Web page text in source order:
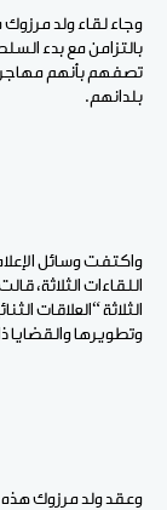
وجاء لقاء ولد مرزوك
بالتزامن مع بدء
تصفهم بأنهم
بلدانهم.
واكتفت وسائل
اللقاءات الثلاثة،
الثلاثة “العلاقات
وتطويرها والقضايا
وعقد ولد مرزوك هذه